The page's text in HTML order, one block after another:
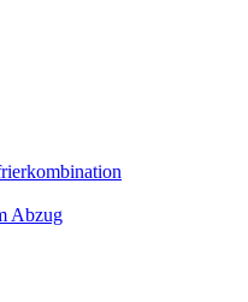
Abzug